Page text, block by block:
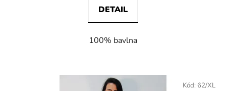
DETAIL
100% bavlna
Kód: 62/XL